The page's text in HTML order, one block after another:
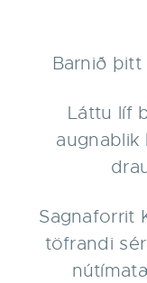
Barnið
Láttu líf
augnablik
Sagnaforrit
töfrandi